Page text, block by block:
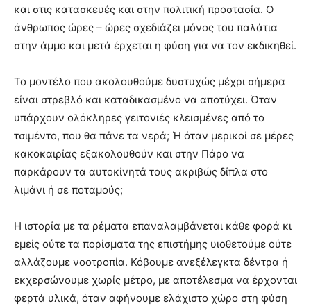
και στις κατασκευές και στην πολιτική προστασία. Ο
άνθρωπος ώρες – ώρες σχεδιάζει μόνος του παλάτια
στην άμμο και μετά έρχεται η φύση για να τον εκδικηθεί.
Το μοντέλο που ακολουθούμε δυστυχώς μέχρι σήμερα
είναι στρεβλό και καταδικασμένο να αποτύχει. Όταν
υπάρχουν ολόκληρες γειτονιές κλεισμένες από το
τσιμέντο, που θα πάνε τα νερά; Ή όταν μερικοί σε μέρες
κακοκαιρίας εξακολουθούν και στην Πάρο να
παρκάρουν τα αυτοκίνητά τους ακριβώς δίπλα στο
λιμάνι ή σε ποταμούς;
Η ιστορία με τα ρέματα επαναλαμβάνεται κάθε φορά κι
εμείς ούτε τα πορίσματα της επιστήμης υιοθετούμε ούτε
αλλάζουμε νοοτροπία. Κόβουμε ανεξέλεγκτα δέντρα ή
εκχερσώνουμε χωρίς μέτρο, με αποτέλεσμα να έρχονται
φερτά υλικά, όταν αφήνουμε ελάχιστο χώρο στη φύση